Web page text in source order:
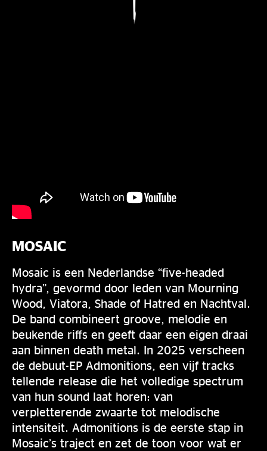
MOSAIC
Mosaic is een Nederlandse “five-headed
hydra”, gevormd door leden van Mourning
Wood, Viatora, Shade of Hatred en Nachtval.
De band combineert groove, melodie en
beukende riffs en geeft daar een eigen draai
aan binnen death metal. In 2025 verscheen
de debuut-EP Admonitions, een vijf tracks
tellende release die het volledige spectrum
van hun sound laat horen: van
verpletterende zwaarte tot melodische
intensiteit. Admonitions is de eerste stap in
Mosaic’s traject en zet de toon voor wat er